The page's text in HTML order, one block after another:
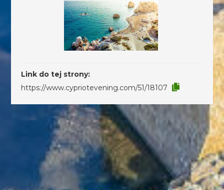
Link do tej strony:
https://www.cypriotevening.com/51/18107